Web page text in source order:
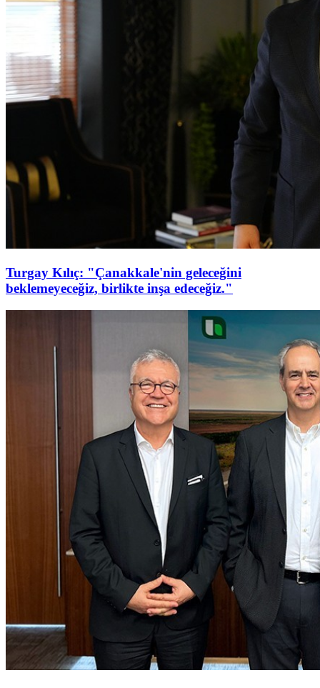
Turgay Kılıç: "Çanakkale'nin geleceğini
beklemeyeceğiz, birlikte inşa edeceğiz."